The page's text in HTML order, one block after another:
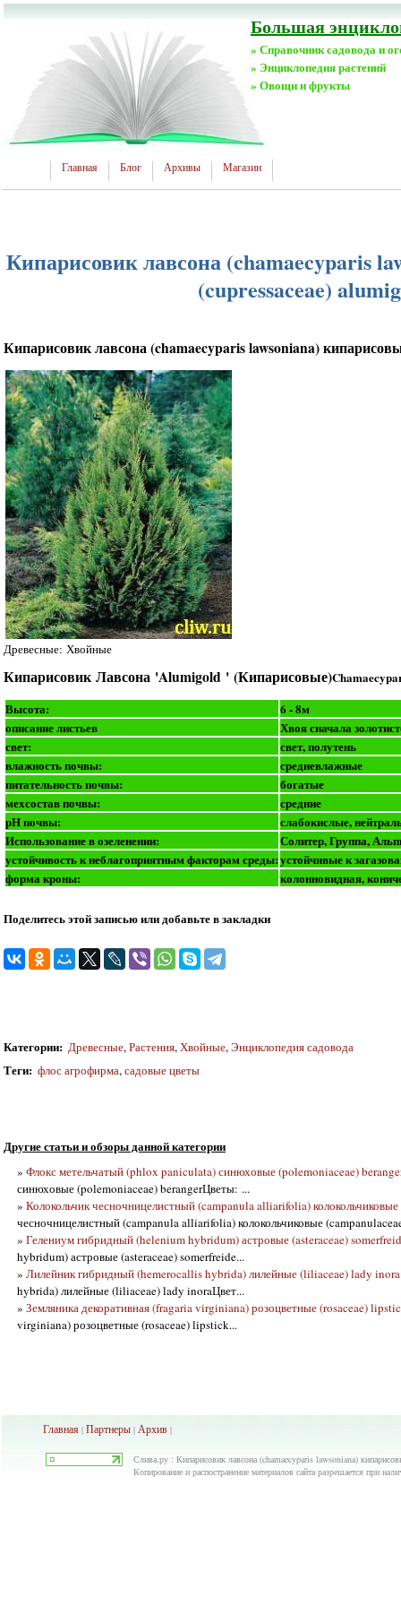
Большая
» Справочник садовода и
» Энциклопедия растений
» Овощи и фрукты
Главная Блог Архивы Магазин
Кипарисовик лавсона (chamaecyparis
(cupressaceae)
Кипарисовик лавсона (chamaecyparis lawsoniana)
Древесные: Хвойные
Кипарисовик Лавсона 'Alumigold ' (Кипарисовые)
Высота:
6 - 8м
описание листьев
Хвоя сначала
свет:
свет, полутень
влажность почвы:
средневлажные
питательность почвы:
богатые
мехсостав почвы:
средние
рН почвы:
слабокислые,
Использование в озеленении:
Солитер, Группа,
устойчивость к неблагоприятным факторам среды:устойчивые к
форма кроны:
колонновидная,
Поделитесь этой записью или добавьте в закладки
Категории: Древесные,Растения,Хвойные,Энциклопедия садовода
Теги: флос агрофирма,садовые цветы
Другие статьи и обзоры данной категории
» Флокс метельчатый (phlox paniculata) синюховые (polemoniaceae)
синюховые (polemoniaceae) berangerЦветы: ...
» Колокольчик чесночницелистный (campanula alliarifolia)
чесночницелистный (campanula alliarifolia) колокольчиковые
» Гелениум гибридный (helenium hybridum) астровые (asteraceae)
hybridum) астровые (asteraceae) somerfreide...
» Лилейник гибридный (hemerocallis hybrida) лилейные (liliaceae) lady inora
hybrida) лилейные (liliaceae) lady inoraЦвет...
» Земляника декоративная (fragaria virginiana) розоцветные (rosaceae)
virginiana) розоцветные (rosaceae) lipstick...
Главная |Партнеры |Архив |
Слива.ру : Кипарисовик лавсона (chamaecyparis lawsoniana)
Копирование и распостранение материалов сайта разрешается при